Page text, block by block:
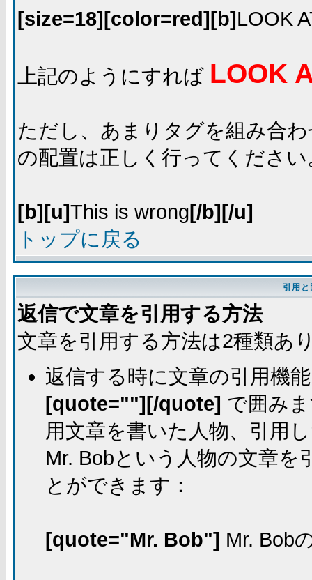
[size=18][color=red][b]LOOK
上記のようにすれば LOOK
ただし、あまりタグを組み合
の配置は正しく行ってくださ
[b][u]This is wrong[/b][/u]
トップに戻る
引用
返信で文章を引用する方法
文章を引用する方法は2種類あ
返信する時に文章の引用機
[quote=""][/quote] で囲み
用文章を書いた人物、引用
Mr. Bobという人物の文章
とができます：
[quote="Mr. Bob"] Mr. Bob